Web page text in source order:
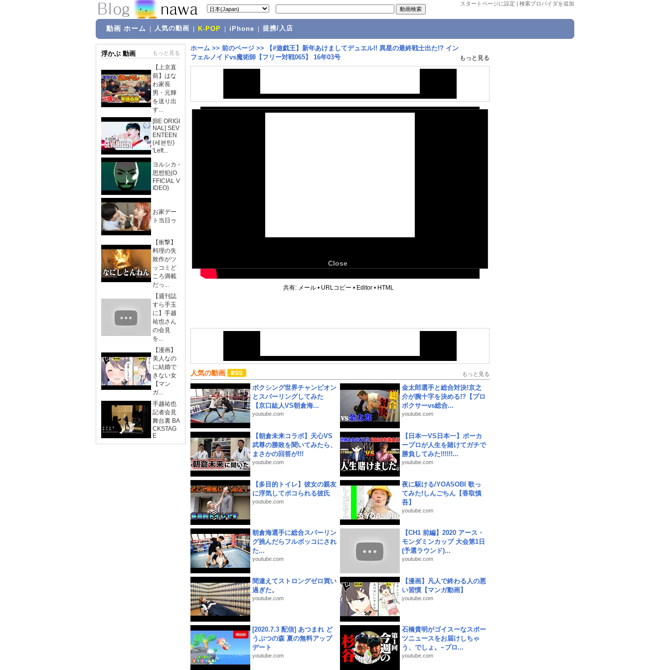
スタートページに設定 | 検索プロバイダを追加
動画 ホーム 人気の動画 K-POP iPhone 提携/入店
浮かぶ 動画 もっと見る
【上京直
前】はな
わ家長
男・元輝
を送り出
す...
[BE ORIGI
NAL] SEV
ENTEEN
(세븐틴)
'Left...
ヨルシカ -
思想犯(O
FFICIAL V
IDEO)
お家デー
ト当日ゥ
【衝撃】
料理の失
敗作がツ
ッコミど
ころ満載
だっ...
【週刊誌
すら手玉
に】手越
祐也さん
の会見
を...
【漫画】
美人なの
に結婚で
きない女
【マン
ガ...
手越祐也
記者会見
舞台裏 BA
CKSTAG
E
ホーム >> 前のページ >>
【#遊戯王】新年あけましてデュエル!! 異星の最終戦士出た!? イン
フェルノイドvs魔術師【フリー対戦065】 16年03号
もっと見る
Close
共有: メール • URLコピー • Editor • HTML
人気の動画 もっと見る
ボクシング世界チャンピオン
とスパーリングしてみた
【京口紘人VS朝倉海...
youtube.com
金太郎選手と総合対決!京之
介が腕十字を決める!?【プロ
ボクサーvs総合...
youtube.com
【朝倉未来コラボ】天心VS
武尊の勝敗を聞いてみたら、
まさかの回答が!!!
youtube.com
【日本一VS日本一】ポーカ
ープロが人生を賭けてガチで
勝負してみた!!!!!!...
youtube.com
【多目的トイレ】彼女の親友
に浮気してボコられる彼氏
youtube.com
夜に駆ける/YOASOBI 歌っ
てみた!しんごちん【香取慎
吾】
youtube.com
朝倉海選手に総合スパーリン
グ挑んだらフルボッコにされ
た...
youtube.com
【CH1 前編】2020 アース・
モンダミンカップ 大会第1日
(予選ラウンド)...
youtube.com
間違えてストロングゼロ買い
過ぎた。
youtube.com
【漫画】凡人で終わる人の悪
い習慣【マンガ動画】
youtube.com
[2020.7.3 配信] あつまれ ど
うぶつの森 夏の無料アップ
デート
youtube.com
石橋貴明がゴイスーなスポー
ツニュースをお届けしちゃ
う、でしょ。~プロ...
youtube.com